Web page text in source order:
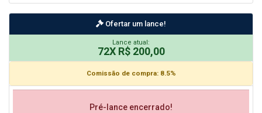
Ofertar um lance!
Lance atual:
72X R$ 200,00
Comissão de compra: 8.5%
Pré-lance encerrado!